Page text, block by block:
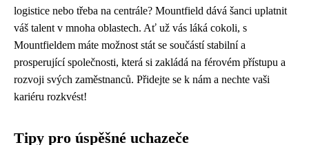
logistice nebo třeba na centrále? Mountfield dává šanci uplatnit
váš talent v mnoha oblastech. Ať už vás láká cokoli, s
Mountfieldem máte možnost stát se součástí stabilní a
prosperující společnosti, která si zakládá na férovém přístupu a
rozvoji svých zaměstnanců. Přidejte se k nám a nechte vaši
kariéru rozkvést!
Tipy pro úspěšné uchazeče